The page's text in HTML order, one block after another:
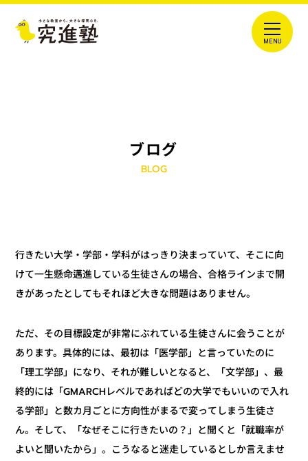
ブログ
BLOG
行きたい大学・学部・学科がはっきり決まっていて、そこに向
けて一生懸命邁進している生徒さんの場合、合格ラインまで開
きがあったとしてもそれほど大きな問題はありません。
ただ、その目標設定が非常にぶれている生徒さんに会うことが
あります。具体的には、最初は「医学部」と言っていたのに
「理工学部」になり、それが難しいとなると、「文学部」、最
終的には「GMARCHレベルであればどの大学でもいいので入れ
る学部」と数カ月ごとに方向性がまるで変ってしまう生徒さ
ん。そして、「なぜそこに行きたいの？」と聞くと「就職率が
よいと聞いたから」。こうなると迷走しているとしか言えませ